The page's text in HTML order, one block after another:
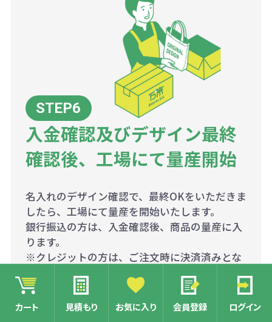
カート 見積もり お気に入り 会員登録 ログイン
入金確認及びデザイン最終
確認後、工場にて量産開始
名入れのデザイン確認で、最終OKをいただきま
したら、工場にて量産を開始いたします。
銀行振込の方は、入金確認後、商品の量産に入
ります。
※クレジットの方は、ご注文時に決済済みとな
りますので、そのまま量産に入らせていただき
ます。